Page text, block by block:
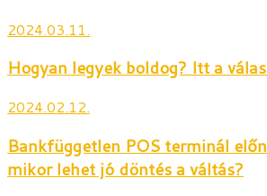
2024.03.11.
Hogyan legyek boldog? Itt a
2024.02.12.
Bankfüggetlen POS terminál
mikor lehet jó döntés a váltás?